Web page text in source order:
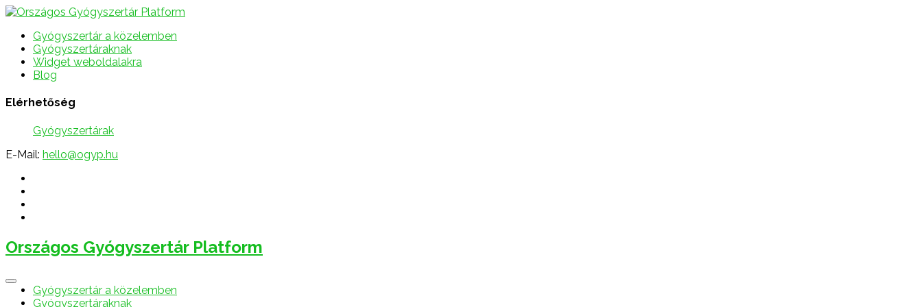
Gyógyszertár a közelemben
Gyógyszertáraknak
Widget weboldalakra
Blog
Elérhetőség
Gyógyszertárak
E-Mail: hello@ogyp.hu
Országos Gyógyszertár Platform
Gyógyszertár a közelemben
Gyógyszertáraknak